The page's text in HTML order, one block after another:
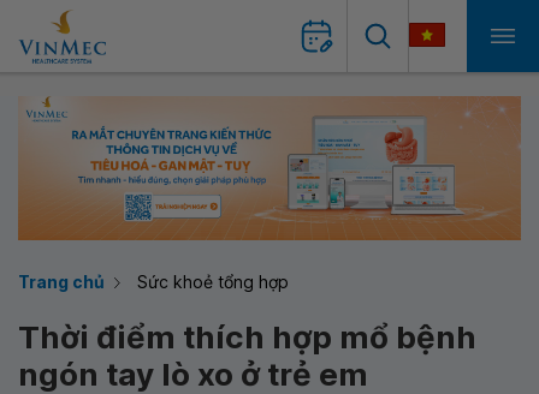
Trang chủ Sức khoẻ tổng hợp
Thời điểm thích hợp mổ bệnh
ngón tay lò xo ở trẻ em